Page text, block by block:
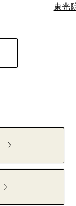
東光